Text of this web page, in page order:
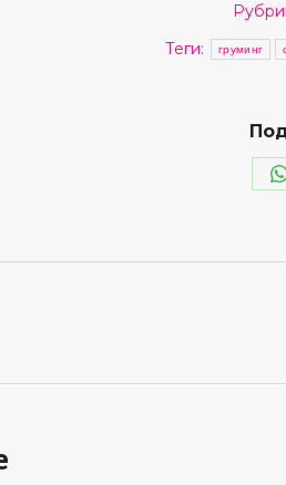
Теги:
груминг